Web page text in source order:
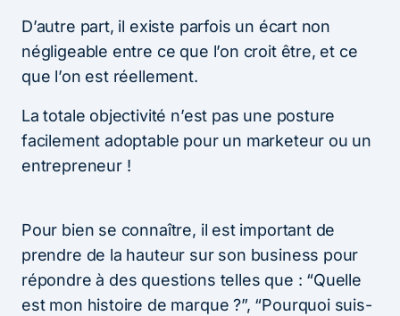
D’autre part, il existe parfois un écart non
négligeable entre ce que l’on croit être, et ce
que l’on est réellement.
La totale objectivité n’est pas une posture
facilement adoptable pour un marketeur ou un
entrepreneur !
Pour bien se connaître, il est important de
prendre de la hauteur sur son business pour
répondre à des questions telles que : “Quelle
est mon histoire de marque ?”, “Pourquoi suis-